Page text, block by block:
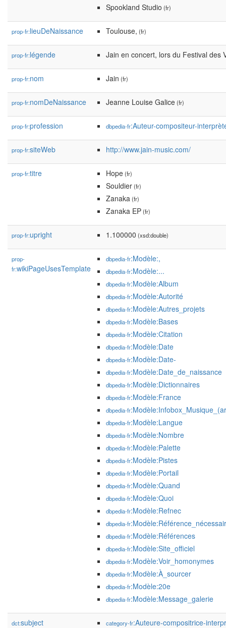
Spookland Studio (fr)
prop-fr:lieuDeNaissance Toulouse, (fr)
prop-fr:légende Jain en concert, lors du Festival des
prop-fr:nom Jain (fr)
prop-fr:nomDeNaissance Jeanne Louise Galice(fr)
prop-fr:profession dbpedia-fr:Auteur-compositeur-
prop-fr:siteWeb http://www.jain-music.com/
prop-fr:titre Hope(fr)
Souldier(fr)
Zanaka(fr)
Zanaka EP(fr)
prop-fr:upright 1.100000 (xsd:double)
prop-
fr:wikiPageUsesTemplate
dbpedia-fr:Modèle:,
dbpedia-fr:Modèle:...
dbpedia-fr:Modèle:Album
dbpedia-fr:Modèle:Autorité
dbpedia-fr:Modèle:Autres_projets
dbpedia-fr:Modèle:Bases
dbpedia-fr:Modèle:Citation
dbpedia-fr:Modèle:Date
dbpedia-fr:Modèle:Date-
dbpedia-fr:Modèle:Date_de_naissance
dbpedia-fr:Modèle:Dictionnaires
dbpedia-fr:Modèle:France
dbpedia-fr
dbpedia-fr:Modèle:Langue
dbpedia-fr:Modèle:Nombre
dbpedia-fr:Modèle:Palette
dbpedia-fr:Modèle:Pistes
dbpedia-fr:Modèle:Portail
dbpedia-fr:Modèle:Quand
dbpedia-fr:Modèle:Quoi
dbpedia-fr:Modèle:Refnec
dbpedia-fr
dbpedia-fr:Modèle:Références
dbpedia-fr:Modèle:Site_officiel
dbpedia-fr:Modèle:Voir_homonymes
dbpedia-fr:Modèle:À_sourcer
dbpedia-fr:Modèle:20e
dbpedia-fr:Modèle:Message_galerie
dct:subject category-fr:Auteure-compositrice-